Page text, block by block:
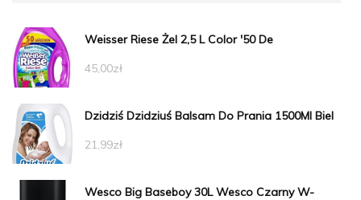
Weisser Riese Żel 2,5 L Color '50 De
45,00zł
Dzidziś Dzidziuś Balsam Do Prania 1500Ml Biel
21,99zł
Wesco Big Baseboy 30L Wesco Czarny W-